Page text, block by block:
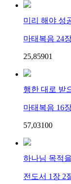
미리 해야 성
마태복음 24
25,85901
행한 대로 받
마태복음 16
57,03100
하나님 목적
전도서 1장 2